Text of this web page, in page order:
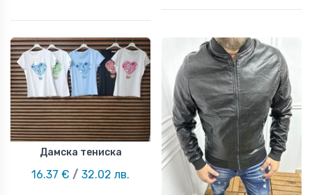
Дамска тениска
16.37 € / 32.02 лв.